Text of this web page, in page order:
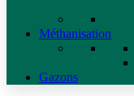
Méthanisation
Gazons